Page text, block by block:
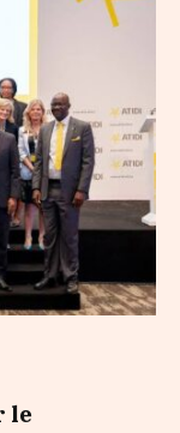
le